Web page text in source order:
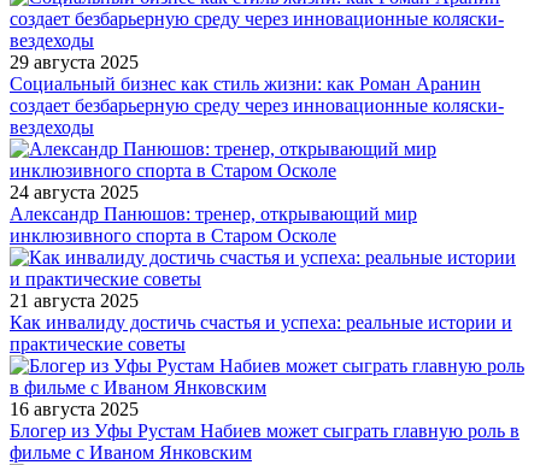
29 августа 2025
Социальный бизнес как стиль жизни: как Роман Аранин
создает безбарьерную среду через инновационные коляски-
вездеходы
24 августа 2025
Александр Панюшов: тренер, открывающий мир
инклюзивного спорта в Старом Осколе
21 августа 2025
Как инвалиду достичь счастья и успеха: реальные истории и
практические советы
16 августа 2025
Блогер из Уфы Рустам Набиев может сыграть главную роль в
фильме с Иваном Янковским